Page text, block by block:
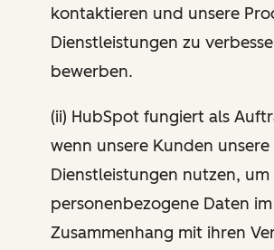
kontaktieren und unsere
Dienstleistungen zu
bewerben.
(ii) HubSpot fungiert als
wenn unsere Kunden
Dienstleistungen nutzen, um
personenbezogene Daten im
Zusammenhang mit ihren